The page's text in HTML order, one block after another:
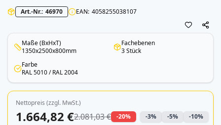
Art.-Nr. 46970 EAN 4058255038107
Maße (BxHxT)
1350x2500x800mm
Fachebenen
3 Stück
Farbe
RAL 5010 / RAL 2004
Nettopreis (zzgl. MwSt.)
1.664,82 €2.081,03 € -20% -3% -5% -10%